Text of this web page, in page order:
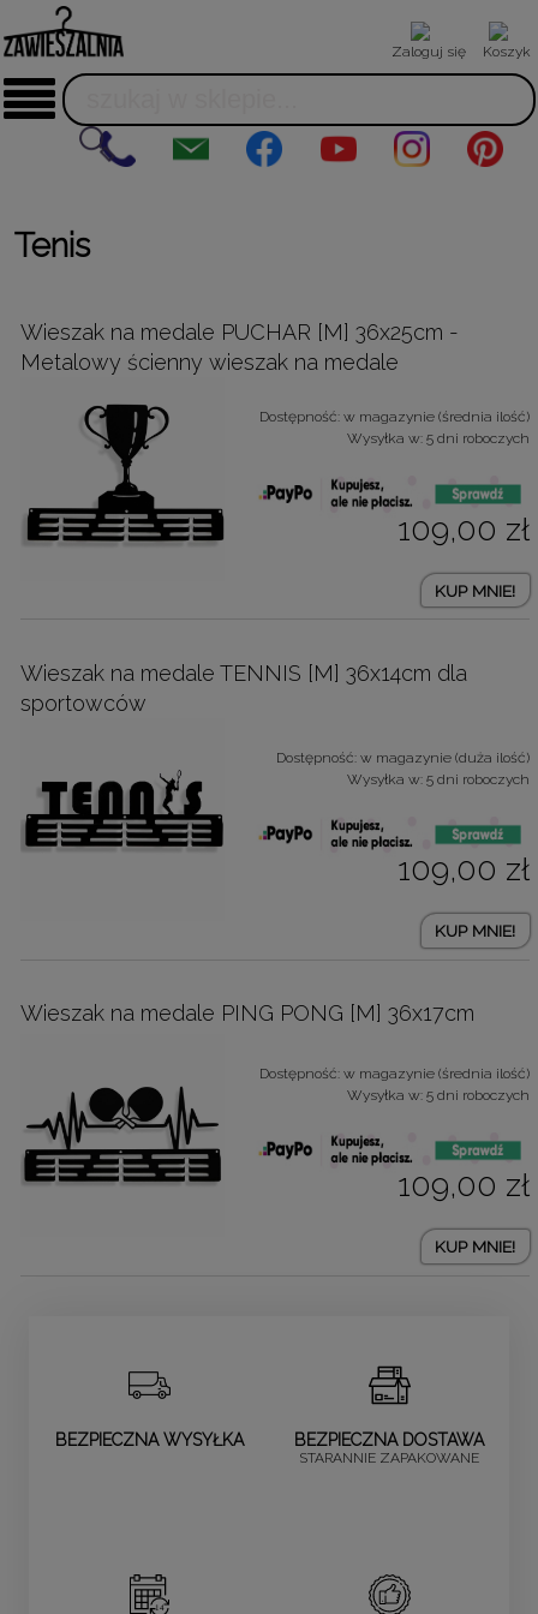
Zaloguj się Koszyk
Tenis
Wieszak na medale PUCHAR [M] 36x25cm -
Metalowy ścienny wieszak na medale
Dostępność: w magazynie (średnia ilość)
Wysyłka w: 5 dni roboczych
109,00 zł
KUP MNIE!
Wieszak na medale TENNIS [M] 36x14cm dla
sportowców
Dostępność: w magazynie (duża ilość)
Wysyłka w: 5 dni roboczych
109,00 zł
KUP MNIE!
Wieszak na medale PING PONG [M] 36x17cm
Dostępność: w magazynie (średnia ilość)
Wysyłka w: 5 dni roboczych
109,00 zł
KUP MNIE!
BEZPIECZNA WYSYŁKA BEZPIECZNA DOSTAWA
STARANNIE ZAPAKOWANE